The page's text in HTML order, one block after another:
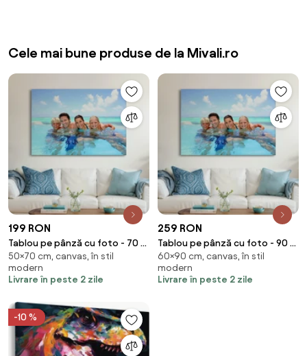
Cele mai bune produse de la Mivali.ro
199 RON
Tablou pe pânză cu foto - 70 x
50 cm (70x50 cm)
50×70 cm, canvas, în stil
modern
Livrare în peste 2 zile
259 RON
Tablou pe pânză cu foto - 90 x
60 cm (90x60 cm)
60×90 cm, canvas, în stil
modern
Livrare în peste 2 zile
-10 %